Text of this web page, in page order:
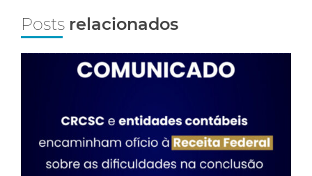
Posts relacionados